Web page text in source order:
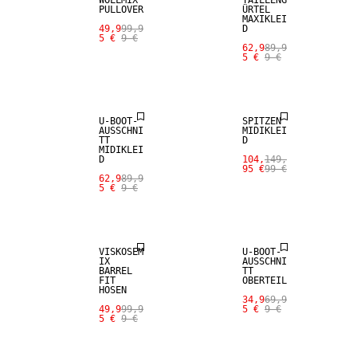
PULLOVER
49,9
5 €
99,9
9 €
ÜRTEL
MAXIKLEI
D
62,9
5 €
89,9
9 €
U-BOOT-
AUSSCHNI
TT
MIDIKLEI
D
62,9
5 €
89,9
9 €
SPITZEN
MIDIKLEI
D
104,
95 €
149,
99 €
VISKOSEM
IX
BARREL
FIT
HOSEN
49,9
5 €
99,9
9 €
U-BOOT-
AUSSCHNI
TT
OBERTEIL
34,9
5 €
69,9
9 €